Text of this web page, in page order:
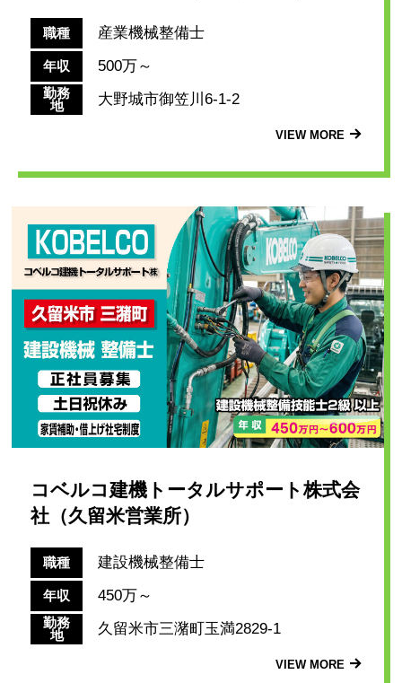
職種 産業機械整備士
年収 500万～
勤務
地
大野城市御笠川6-1-2
VIEW MORE
コベルコ建機トータルサポート株式会
社（久留米営業所）
職種 建設機械整備士
年収 450万～
勤務
地
久留米市三潴町玉満2829-1
VIEW MORE